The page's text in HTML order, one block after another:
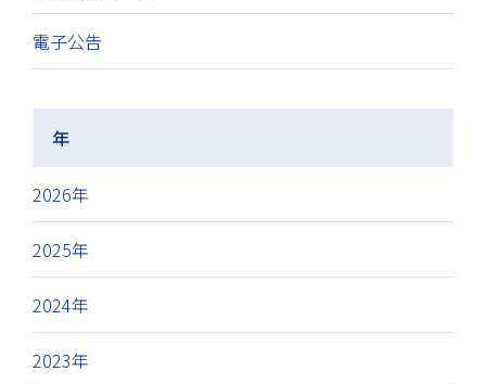
電子公告
年
2026年
2025年
2024年
2023年